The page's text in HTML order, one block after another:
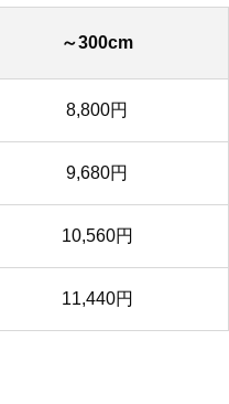
～300cm
8,800円
9,680円
10,560円
11,440円